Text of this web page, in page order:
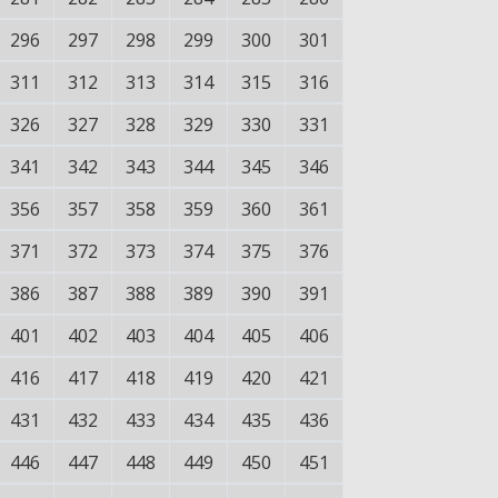
296
297 298 299 300
301
311
312 313 314 315
316
326
327 328 329 330
331
341
342 343 344 345
346
356
357 358 359 360
361
371
372 373 374 375
376
386
387 388 389 390
391
401
402 403 404 405
406
416
417 418 419 420
421
431
432 433 434 435
436
446
447 448 449 450
451